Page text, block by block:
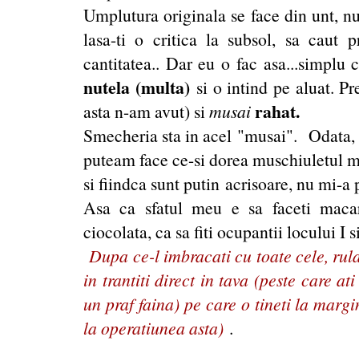
Umplutura originala se face din unt,
lasa-ti o critica la subsol, sa caut
cantitatea.. Dar eu o fac
nutela (multa) si o intind pe aluat.
asta n-am avut) simusairahat.
Smecheria sta in acel "musai".
puteam face ce-si dorea muschiuletul
si fiindca sunt putin acrisoare, nu mi-a
Asa ca sfatul meu e sa faceti
ciocolata, ca sa fiti ocupantii locului I
Dupa ce-l imbracati cu toate cele,
in trantiti direct in tava (peste care
un praf faina) pe care o tineti la
la operatiunea asta) .